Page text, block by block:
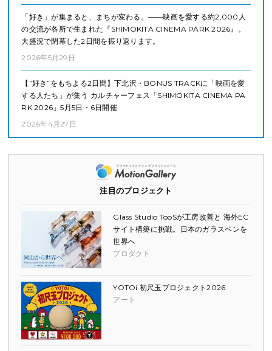
「好き」が集まると、まちが変わる。——映画を愛する約2,000人
の交流が各所で生まれた『SHIMOKITA CINEMA PARK 2026』。
大盛況で閉幕した2日間を振り返ります。
2026年5月29日
【”好き”をもちよる2日間】下北沢・BONUS TRACKに「映画を愛
する人たち」が集う カルチャーフェス「SHIMOKITA CINEMA PA
RK 2026」5月5日・6日開催
2026年4月27日
注目のプロジェクト
Glass Studio TooSが工房改善と 海外EC
サイト構築に挑戦。日本のガラスペンを
世界へ
プロダクト
YOTOi 初尺玉プロジェクト2026
アート